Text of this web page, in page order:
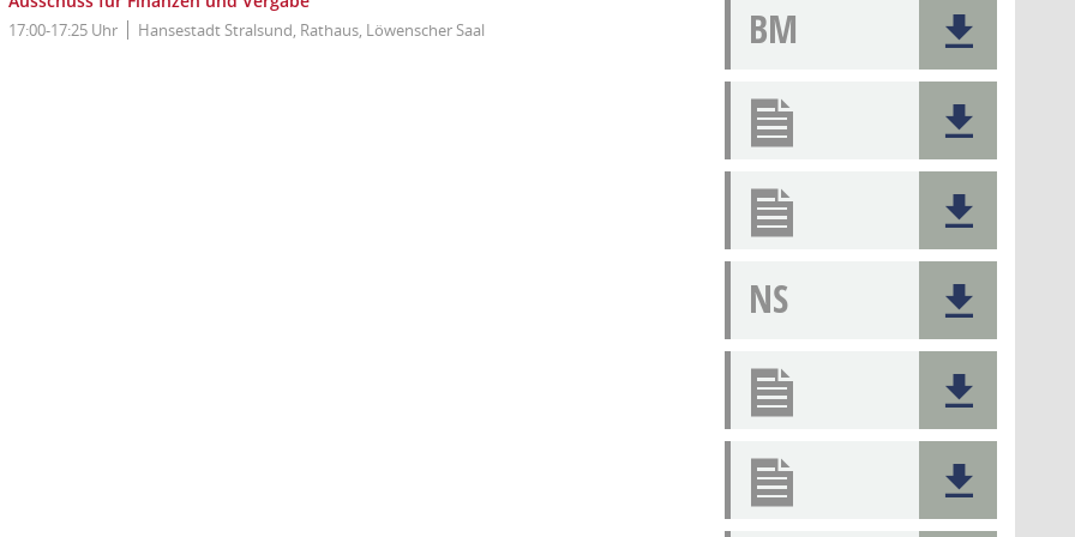
17:00-17:25 Uhr Hansestadt Stralsund, Rathaus, Löwenscher Saal BM
NS